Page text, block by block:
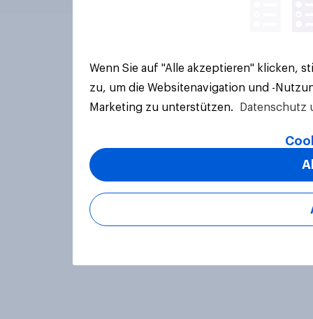
Wenn Sie auf "Alle akzeptieren" klicken,
zu, um die Websitenavigation und -
Marketing zu unterstützen.
Datenschutz